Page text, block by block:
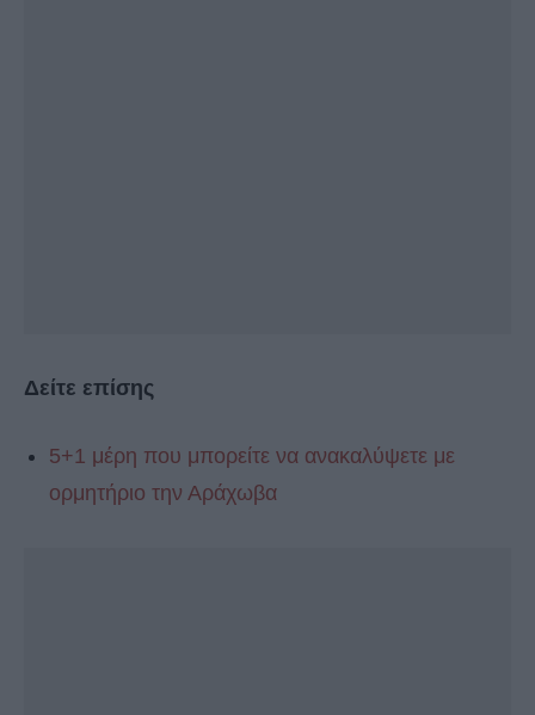
Δείτε επίσης
5+1 μέρη που μπορείτε να ανακαλύψετε με
ορμητήριο την Αράχωβα